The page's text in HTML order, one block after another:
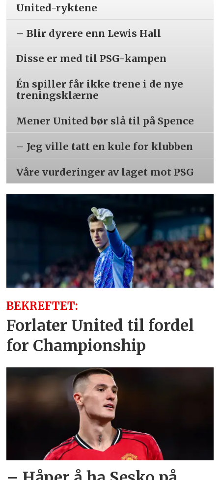
United-ryktene
– Blir dyrere enn Lewis Hall
Disse er med til PSG-kampen
Én spiller får ikke trene i de nye
treningsklærne
Mener United bør slå til på Spence
– Jeg ville tatt en kule for klubben
Våre vurderinger av laget mot PSG
BEKREFTET:
Forlater United til fordel
for Championship